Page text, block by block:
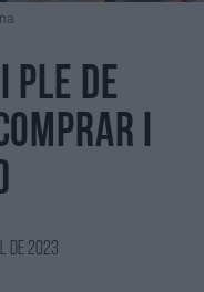
ple de
i
de 2023